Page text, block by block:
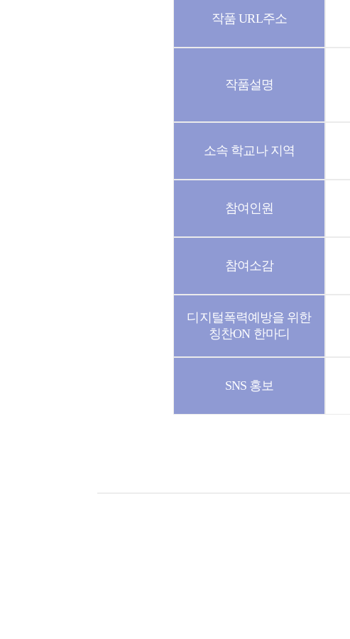
작품 URL주소
작품설명
소속 학교나 지역
참여인원
참여소감
디지털폭력예방을 위한
칭찬ON 한마디
SNS 홍보